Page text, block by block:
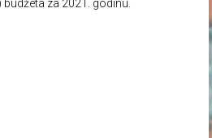
za 2021. godinu.